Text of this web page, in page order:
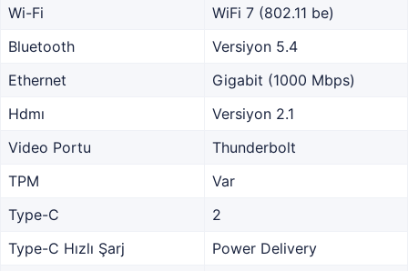
Wi-Fi
WiFi 7 (802.11 be)
Bluetooth
Versiyon 5.4
Ethernet
Gigabit (1000 Mbps)
Hdmı
Versiyon 2.1
Video Portu
Thunderbolt
TPM
Var
Type-C
2
Type-C Hızlı Şarj
Power Delivery